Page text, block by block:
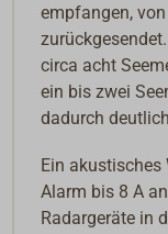
empfangen,
circa acht
ein bis zwei
dadurch
Ein akustisches
Alarm bis 8 A
Radargeräte in